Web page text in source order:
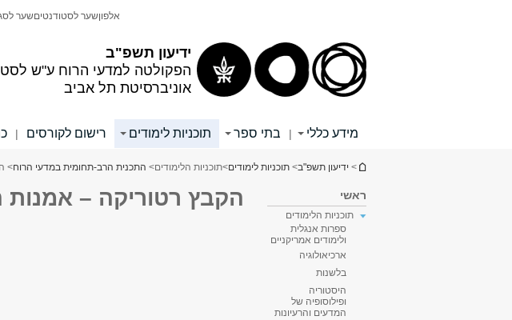
ידיעון תשפ"ב
הפקולטה למדעי הרוח ע"ש
אוניברסיטת תל אביב
אלפוןשער לסטודנטיםשער
מידע כללי | בתי ספר תוכניות לימודים רישום לקורסים |
הינך נמצא כאן
> ידיעון תשפ"ב> תוכניות לימודים>תוכניות הלימודים> התכנית הרב-תחומית במדעי הרוח>
ראשי
תוכניות הלימודים
ספרות אנגלית
ולימודים אמריקניים
ארכיאולוגיה
בלשנות
היסטוריה
ופילוסופיה של
המדעים והרעיונות
הקבץ רטוריקה – אמנות